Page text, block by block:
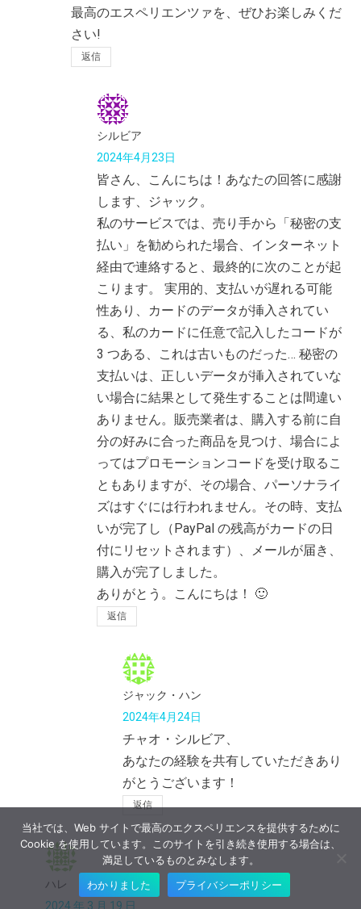
最高のエスペリエンツァを、ぜひお楽しみくだ
さい!
返信
シルビア
2024年4月23日
皆さん、こんにちは！あなたの回答に感謝
します、ジャック。
私のサービスでは、売り手から「秘密の支
払い」を勧められた場合、インターネット
経由で連絡すると、最終的に次のことが起
こります。 実用的、支払いが遅れる可能
性あり、カードのデータが挿入されてい
る、私のカードに任意で記入したコードが
3 つある、これは古いものだった… 秘密の
支払いは、正しいデータが挿入されていな
い場合に結果として発生することは間違い
ありません。販売業者は、購入する前に自
分の好みに合った商品を見つけ、場合によ
ってはプロモーションコードを受け取るこ
ともありますが、その場合、パーソナライ
ズはすぐには行われません。その時、支払
いが完了し（PayPal の残高がカードの日
付にリセットされます）、メールが届き、
購入が完了しました。
ありがとう。こんにちは！ 🙂
返信
ジャック・ハン
2024年4月24日
チャオ・シルビア、
あなたの経験を共有していただきあり
がとうございます！
返信
ハレ
2024 年 3 月 19 日
当社では、Web サイトで最高のエクスペリエンスを提供するために
Cookie を使用しています。このサイトを引き続き使用する場合は、
満足しているものとみなします。
わかりました
プライバシーポリシー